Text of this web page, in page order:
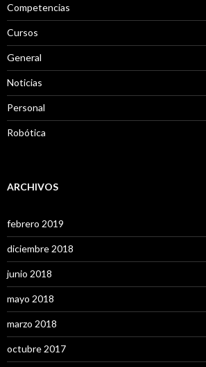
Competencias
Cursos
General
Noticias
Personal
Robótica
ARCHIVOS
febrero 2019
diciembre 2018
junio 2018
mayo 2018
marzo 2018
octubre 2017